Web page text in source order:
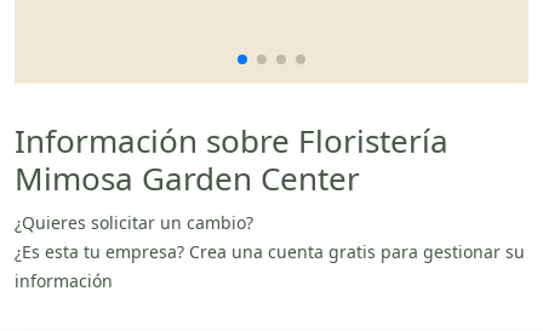
Información sobre Floristería
Mimosa Garden Center
¿Quieres solicitar un cambio?
¿Es esta tu empresa? Crea una cuenta gratis para gestionar su
información